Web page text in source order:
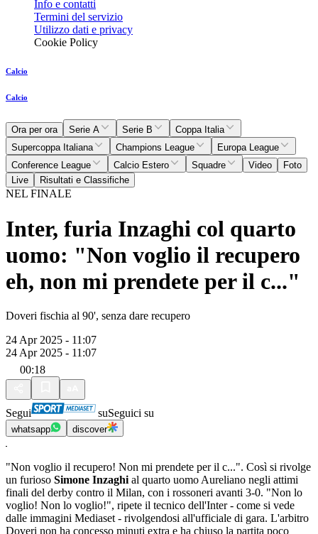
Info e contatti
Termini del servizio
Utilizzo dati e privacy
Cookie Policy
Calcio
Calcio
Ora per ora Serie A Serie B
Coppa Italia
Supercoppa Italiana
Champions League
Europa League
Conference League
Calcio Estero Squadre Video
Foto
Live
Risultati e Classifiche
NEL FINALE
Inter, furia Inzaghi col quarto
uomo: "Non voglio il recupero
eh, non mi prendete per il c..."
Doveri fischia al 90', senza dare recupero
24 Apr 2025 - 11:07
24 Apr 2025 - 11:07
00:18
Segui suSeguici su
whatsapp discover
"Non voglio il recupero! Non mi prendete per il c...". Così si rivolge
un furioso Simone Inzaghi al quarto uomo Aureliano negli attimi
finali del derby contro il Milan, con i rossoneri avanti 3-0. "Non lo
voglio! Non lo voglio!", ripete il tecnico dell'Inter - come si vede
dalle immagini Mediaset - rivolgendosi all'ufficiale di gara. L'arbitro
Doveri non ha concesso minuti extra e ha chiuso la partita poco